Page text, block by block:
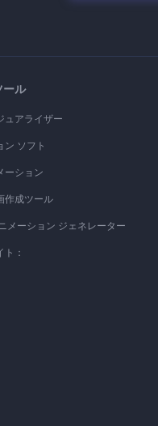
ール
ュアライザー
ン ソフト
ーション
作成ツール
メーション ジェネレーター
：